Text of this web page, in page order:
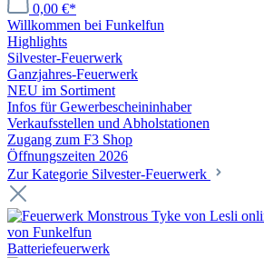
0,00 €*
Willkommen bei Funkelfun
Highlights
Silvester-Feuerwerk
Ganzjahres-Feuerwerk
NEU im Sortiment
Infos für Gewerbescheininhaber
Verkaufsstellen und Abholstationen
Zugang zum F3 Shop
Öffnungszeiten 2026
Zur Kategorie Silvester-Feuerwerk
Batteriefeuerwerk